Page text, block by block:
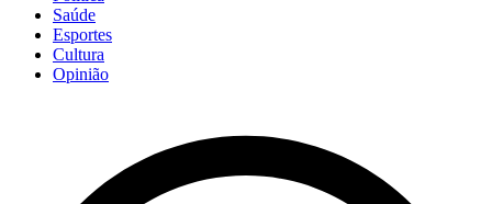
Saúde
Esportes
Cultura
Opinião